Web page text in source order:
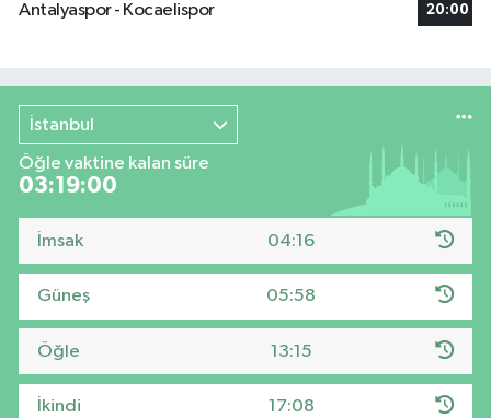
Antalyaspor - Kocaelispor 20:00
İstanbul
Öğle vaktine kalan süre
03:18:59
İmsak 04:16
Güneş 05:58
Öğle 13:15
İkindi 17:08